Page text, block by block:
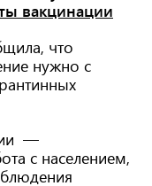
вакцинации
что
нужно с
—
с населением,